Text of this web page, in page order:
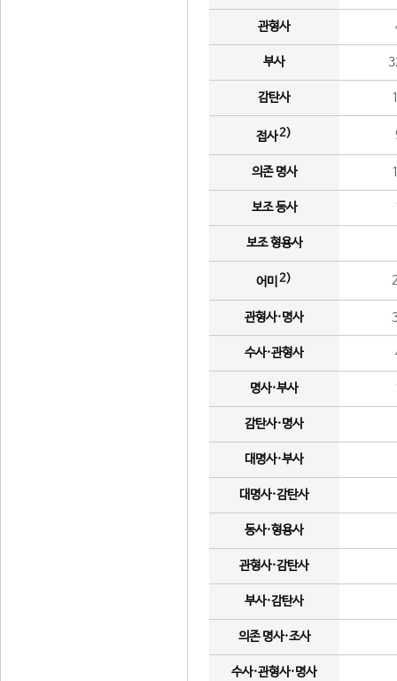
관형사
부사
감탄사
접사2)
의존 명사
보조 동사
보조 형용사
어미 2)
관형사·명사
수사·관형사
명사·부사
감탄사·명사
대명사·부사
대명사·감탄사
동사·형용사
관형사·감탄사
부사·감탄사
의존 명사·조사
수사·관형사·명사